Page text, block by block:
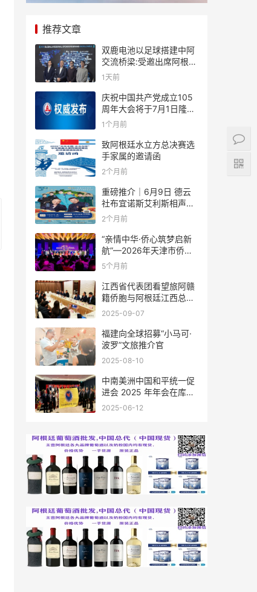
推荐文章
双鹿电池以足球搭建中阿
交流桥梁:受邀出席阿根廷
足协赞助商招待会！
1天前
庆祝中国共产党成立105
周年大会将于7月1日隆重
举行
1个月前
致阿根廷水立方总决赛选
手家属的邀请函
2个月前
重磅推介｜6月9日 德云
社布宜诺斯艾利斯相声专
场！国风曲艺邂逅南美风
结！
2个月前
“亲情中华·侨心筑梦启新
航”—2026年天津市侨界
新春联谊活动成功举办
5个月前
江西省代表团看望旅阿赣
籍侨胞与阿根廷江西总商
会座谈
2025-09-07
福建向全球招募“小马可·
波罗”文旅推介官
2025-08-10
中南美洲中国和平统一促
进会 2025 年年会在库拉
索圆满举行，共绘反“独”
2025-06-12